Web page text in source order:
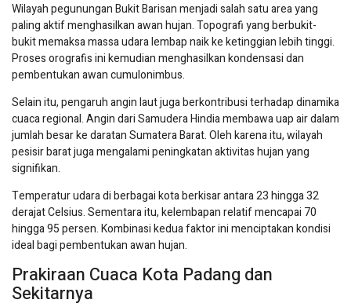
Wilayah pegunungan Bukit Barisan menjadi salah satu area yang
paling aktif menghasilkan awan hujan. Topografi yang berbukit-
bukit memaksa massa udara lembap naik ke ketinggian lebih tinggi.
Proses orografis ini kemudian menghasilkan kondensasi dan
pembentukan awan cumulonimbus.
Selain itu, pengaruh angin laut juga berkontribusi terhadap dinamika
cuaca regional. Angin dari Samudera Hindia membawa uap air dalam
jumlah besar ke daratan Sumatera Barat. Oleh karena itu, wilayah
pesisir barat juga mengalami peningkatan aktivitas hujan yang
signifikan.
Temperatur udara di berbagai kota berkisar antara 23 hingga 32
derajat Celsius. Sementara itu, kelembapan relatif mencapai 70
hingga 95 persen. Kombinasi kedua faktor ini menciptakan kondisi
ideal bagi pembentukan awan hujan.
Prakiraan Cuaca Kota Padang dan
Sekitarnya